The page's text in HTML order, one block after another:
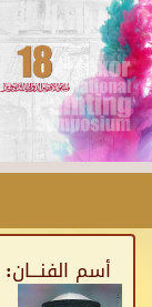
Skip to main content
أسم الفنـــان: